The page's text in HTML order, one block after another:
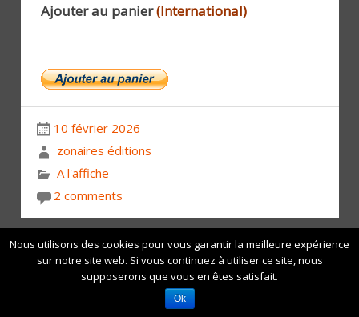
Ajouter au panier(International)
10 février 2026
zonaires éditions
A l'affiche
2 comments
Ils sont épuisés
Nous utilisons des cookies pour vous garantir la meilleure expérience
sur notre site web. Si vous continuez à utiliser ce site, nous
supposerons que vous en êtes satisfait.
Ok